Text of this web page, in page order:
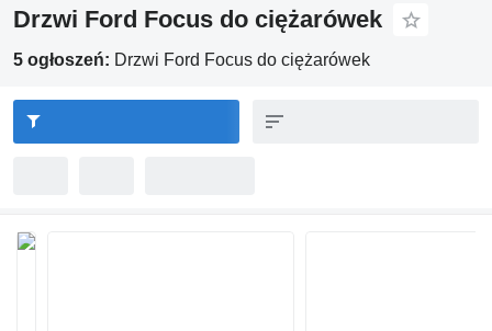
Drzwi Ford Focus do ciężarówek
5 ogłoszeń: Drzwi Ford Focus do ciężarówek